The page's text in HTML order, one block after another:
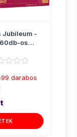
Jubileum -
os
darabos